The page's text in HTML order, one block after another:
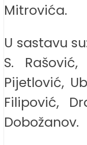
Mitrovića.
U sastavu
S.
Pijetlović,
Filipović,
Dobožanov.